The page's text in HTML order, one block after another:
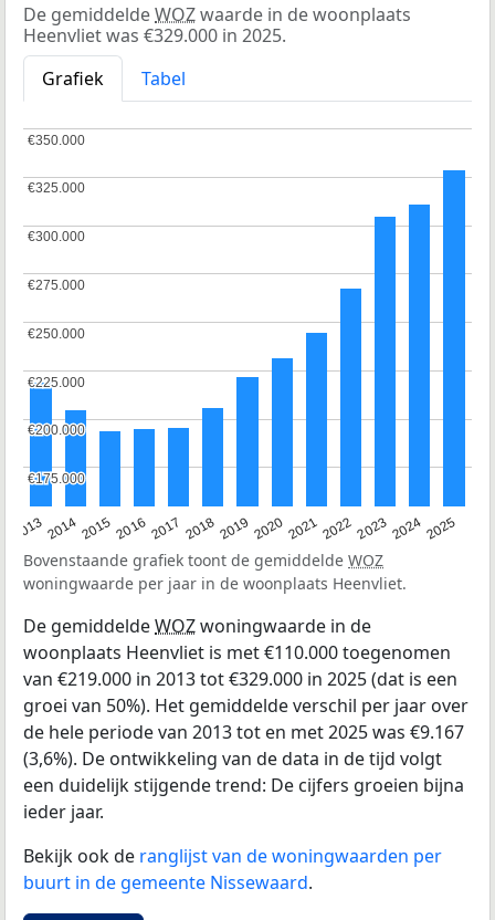
De gemiddeldeWOZwaarde in de woonplaats
Heenvliet was €329.000 in 2025.
Grafiek
Tabel
20132014201520162017 20182019 202020212022202320242025
€175.000
€175.000
€200.000
€200.000
€225.000
€225.000
€250.000
€250.000
€275.000
€275.000
€300.000
€300.000
€325.000
€325.000
€350.000
€350.000
Bovenstaande grafiek toont de gemiddelde WOZ
woningwaarde per jaar in de woonplaats Heenvliet.
De gemiddeldeWOZwoningwaarde in de
woonplaats Heenvliet is met €110.000 toegenomen
van €219.000 in 2013 tot €329.000 in 2025 (dat is een
groei van 50%). Het gemiddelde verschil per jaar over
de hele periode van 2013 tot en met 2025 was €9.167
(3,6%). De ontwikkeling van de data in de tijd volgt
een duidelijk stijgende trend: De cijfers groeien bijna
ieder jaar.
Bekijk ook de ranglijst van de woningwaarden per
buurt in de gemeente Nissewaard.